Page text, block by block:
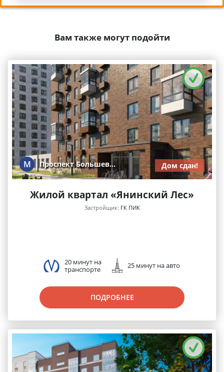
Вам также могут подойти
М Проспект Большев... Дом сдан!
Жилой квартал «Янинский Лес»
Застройщик: ГК ПИК
20 минут на
транспорте
25 минут на авто
ПОДРОБНЕЕ